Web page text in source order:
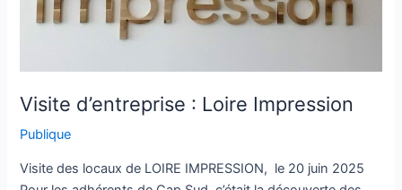
Visite d’entreprise : Loire Impression
Publique
Visite des locaux de LOIRE IMPRESSION, le 20 juin 2025